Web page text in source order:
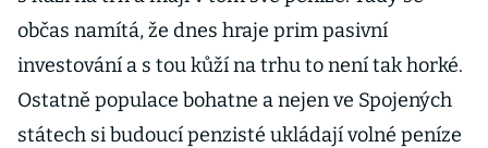
občas namítá, že dnes hraje prim pasivní
investování a s tou kůží na trhu to není tak horké.
Ostatně populace bohatne a nejen ve Spojených
státech si budoucí penzisté ukládají volné peníze